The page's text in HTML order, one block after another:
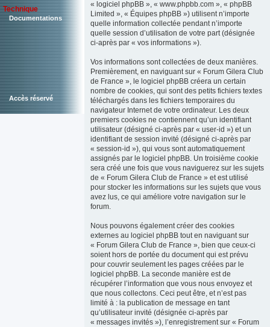
Technique
Documentations
Accès réservé
« logiciel phpBB », « www.phpbb.com », « phpBB
Limited », « Équipes phpBB ») utilisent n’importe
quelle information collectée pendant n’importe
quelle session d’utilisation de votre part (désignée
ci-après par « vos informations »).
Vos informations sont collectées de deux manières.
Premièrement, en naviguant sur « Forum Gilera Club
de France », le logiciel phpBB créera un certain
nombre de cookies, qui sont des petits fichiers textes
téléchargés dans les fichiers temporaires du
navigateur Internet de votre ordinateur. Les deux
premiers cookies ne contiennent qu’un identifiant
utilisateur (désigné ci-après par « user-id ») et un
identifiant de session invité (désigné ci-après par
« session-id »), qui vous sont automatiquement
assignés par le logiciel phpBB. Un troisième cookie
sera créé une fois que vous naviguerez sur les sujets
de « Forum Gilera Club de France » et est utilisé
pour stocker les informations sur les sujets que vous
avez lus, ce qui améliore votre navigation sur le
forum.
Nous pouvons également créer des cookies
externes au logiciel phpBB tout en naviguant sur
« Forum Gilera Club de France », bien que ceux-ci
soient hors de portée du document qui est prévu
pour couvrir seulement les pages créées par le
logiciel phpBB. La seconde manière est de
récupérer l’information que vous nous envoyez et
que nous collectons. Ceci peut être, et n’est pas
limité à : la publication de message en tant
qu’utilisateur invité (désignée ci-après par
« messages invités »), l’enregistrement sur « Forum